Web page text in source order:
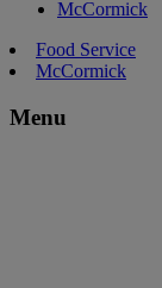
McCormick
Food Service
McCormick
Menu